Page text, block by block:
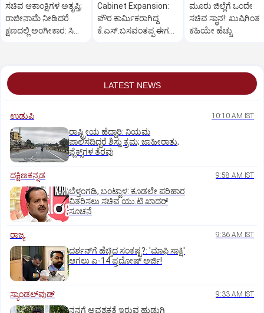
ಸಚಿವ ಆಕಾಂಕ್ಷಿಗಳ ಅತೃಪ್ತಿ;
ರಾಜೀನಾಮೆ ನೀಡಿದರೆ
ಕ್ಷಣದಲ್ಲಿ ಅಂಗೀಕಾರ: ಸಿಎಂ
Cabinet Expansion:
ಪೌರ ಕಾರ್ಮಿಕ­ರಾಗಿದ್ದ
ಕೆ.ಎಸ್‌.ಬಸವಂತಪ್ಪ ಈಗ
ಮೂರು ಜಿಲ್ಲೆಗೆ ಒಂದೇ
ಸಚಿವ ಸ್ಥಾನ!: ಖುಷಿಗಿಂತ
ಕಹಿಯೇ ಹೆಚ್ಚು
LATEST NEWS
ಉಡುಪಿ 10:10 AM IST
ರಾಷ್ಟ್ರೀಯ ಹೆದ್ದಾರಿ: ನಿಯಮ
ಪಾಲಿಸದಿದ್ದರೆ ಶಿಸ್ತು ಕ್ರಮ; ಜಾಹೀರಾತು,
ಫ್ಲೆಕ್ಸ್‌ಗಳ ತೆರವು
ದಕ್ಷಿಣಕನ್ನಡ 9:58 AM IST
ಬೆಳ್ತಂಗಡಿ, ಬಂಟ್ವಾಳ: ಕೂಡಲೇ ಪರಿಹಾರ
ವಿತರಿಸಲು ಸಚಿವ ಯು.ಟಿ.ಖಾದರ್‌
ಸೂಚನೆ
ರಾಜ್ಯ 9:36 AM IST
ದರ್ಶನ್‌ಗೆ ಹೆಚ್ಚಿದ ಸಂಕಷ್ಟ?: 'ಮಾಫಿ ಸಾಕ್ಷಿ'
ಆಗಲು ಎ-14 ಪ್ರದೋಷ್ ಅರ್ಜಿ!
ಸ್ಯಾಂಡಲ್‌ವುಡ್‌ 9:33 AM IST
ನನಗೆ ಅವಶ್ಯಕತೆ ಇರುವ ಹುಡುಗಿ